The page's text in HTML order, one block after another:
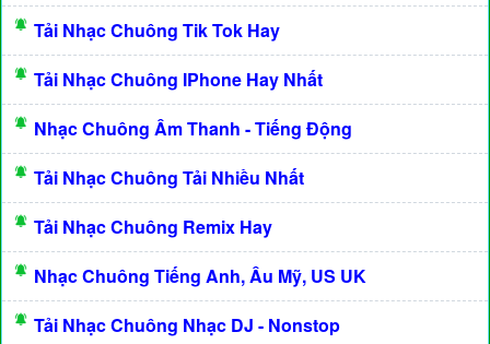
Tải Nhạc Chuông Tik Tok Hay
Tải Nhạc Chuông IPhone Hay Nhất
Nhạc Chuông Âm Thanh - Tiếng Động
Tải Nhạc Chuông Tải Nhiều Nhất
Tải Nhạc Chuông Remix Hay
Nhạc Chuông Tiếng Anh, Âu Mỹ, US UK
Tải Nhạc Chuông Nhạc DJ - Nonstop